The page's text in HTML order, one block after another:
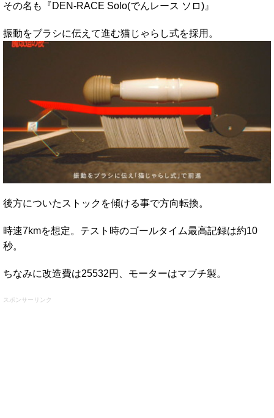
その名も『DEN-RACE Solo(でんレース ソロ)』
振動をブラシに伝えて進む猫じゃらし式を採用。
後方についたストックを傾ける事で方向転換。
時速7kmを想定。テスト時のゴールタイム最高記録は約10
秒。
ちなみに改造費は25532円、モーターはマブチ製。
スポンサーリンク